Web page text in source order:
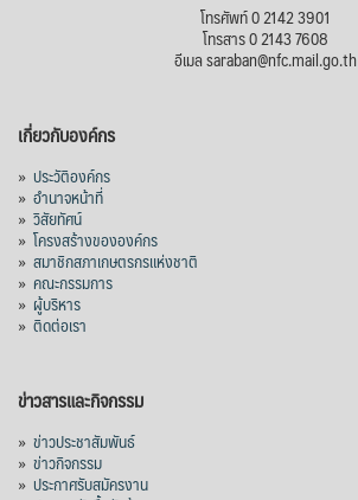
โทรศัพท์ 0 2142 3901
โทรสาร 0 2143 7608
อีเมล saraban@nfc.mail.go.th
เกี่ยวกับองค์กร
» ประวัติองค์กร
» อำนาจหน้าที่
» วิสัยทัศน์
» โครงสร้างขององค์กร
» สมาชิกสภาเกษตรกรแห่งชาติ
» คณะกรรมการ
» ผู้บริหาร
» ติดต่อเรา
ข่าวสารและกิจกรรม
» ข่าวประชาสัมพันธ์
» ข่าวกิจกรรม
» ประกาศรับสมัครงาน